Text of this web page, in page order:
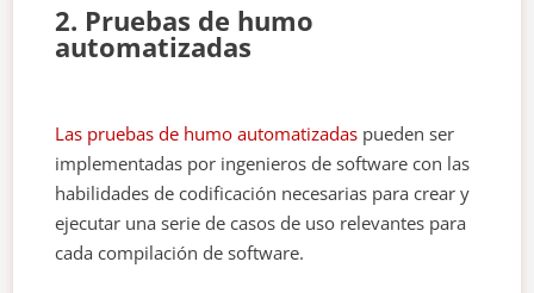
2. Pruebas de humo
automatizadas
Las pruebas de humo automatizadas pueden ser
implementadas por ingenieros de software con las
habilidades de codificación necesarias para crear y
ejecutar una serie de casos de uso relevantes para
cada compilación de software.